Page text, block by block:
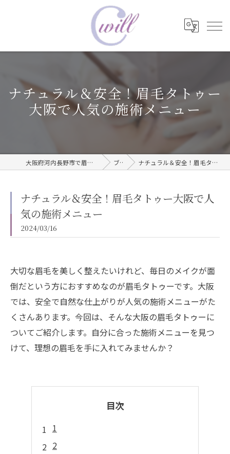
ナチュラル＆安全！眉毛タトゥー
大阪で人気の施術メニュー
大阪府河内長野市で眉毛タトゥーならwill care サロン ブログ ナチュラル＆安全！眉毛タトゥー大阪で人気の施術メニュー
ナチュラル＆安全！眉毛タトゥー大阪で人
気の施術メニュー
2024/03/16
大切な眉毛を美しく整えたいけれど、毎日のメイクが面
倒だという方におすすめなのが眉毛タトゥーです。大阪
では、安全で自然な仕上がりが人気の施術メニューがた
くさんあります。今回は、そんな大阪の眉毛タトゥーに
ついてご紹介します。自分に合った施術メニューを見つ
けて、理想の眉毛を手に入れてみませんか？
目次
1
2